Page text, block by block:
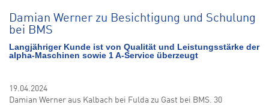
Damian Werner zu Besichtigung und Schulung
bei BMS
Langjähriger Kunde ist von Qualität und Leistungsstärke der
alpha-Maschinen sowie 1 A-Service überzeugt
19.04.2024
Damian Werner aus Kalbach bei Fulda zu Gast bei BMS. 30